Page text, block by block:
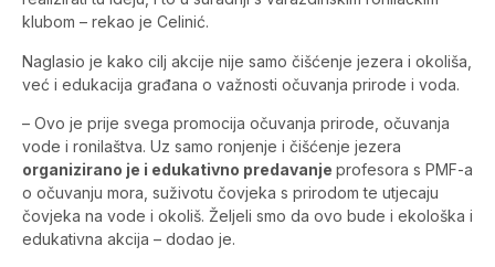
klubom – rekao je Celinić.
Naglasio je kako cilj akcije nije samo čišćenje jezera i okoliša,
već i edukacija građana o važnosti očuvanja prirode i voda.
– Ovo je prije svega promocija očuvanja prirode, očuvanja
vode i ronilaštva. Uz samo ronjenje i čišćenje jezera
organizirano je i edukativno predavanje profesora s PMF-a
o očuvanju mora, suživotu čovjeka s prirodom te utjecaju
čovjeka na vode i okoliš. Željeli smo da ovo bude i ekološka i
edukativna akcija – dodao je.